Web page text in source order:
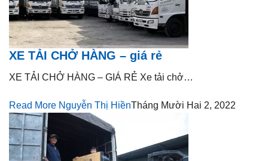
XE TẢI CHỞ HÀNG – giá rẻ
XE TẢI CHỞ HÀNG – GIÁ RẺ Xe tải chở…
Read More Nguyễn Thị HiềnTháng Mười Hai 2, 2022